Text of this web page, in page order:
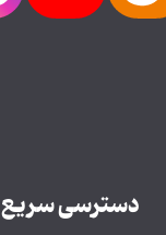
دسترسی سریع